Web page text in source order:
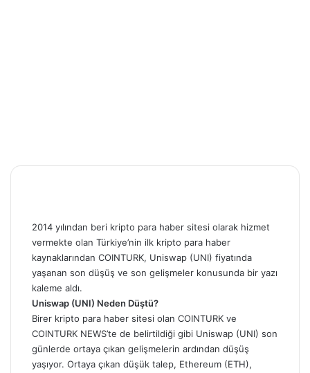
2014 yılından beri kripto para haber sitesi olarak hizmet
vermekte olan Türkiye’nin ilk kripto para haber
kaynaklarından COINTURK, Uniswap (UNI) fiyatında
yaşanan son düşüş ve son gelişmeler konusunda bir yazı
kaleme aldı.
Uniswap (UNI) Neden Düştü?
Birer kripto para haber sitesi olan COINTURK ve
COINTURK NEWS’te de belirtildiği gibi Uniswap (UNI) son
günlerde ortaya çıkan gelişmelerin ardından düşüş
yaşıyor. Ortaya çıkan düşük talep, Ethereum (ETH),